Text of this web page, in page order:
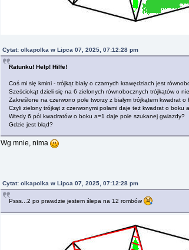
Cytat: olkapolka w Lipca 07, 2025, 07:12:28 pm
Ratunku! Help! Hilfe!
Coś mi się kmini - trójkąt biały o czarnych krawędziach jest
Sześciokąt dzieli się na 6 zielonych równobocznych trójkątów o
Zakreślone na czerwono pole tworzy z białym trójkątem kwadrat o
Czyli zielony trójkąt z czerwonymi polami daje też kwadrat o boku
Wtedy 6 pól kwadratów o boku a=1 daje pole szukanej gwiazdy?
Gdzie jest błąd?
Wg mnie, nima
Cytat: olkapolka w Lipca 07, 2025, 07:12:28 pm
Psss...2 po prawdzie jestem ślepa na 12 rombów